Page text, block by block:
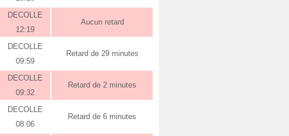
DECOLLE
12:19
Aucun retard
DECOLLE
09:59
Retard de 29 minutes
DECOLLE
09:32
Retard de 2 minutes
DECOLLE
08:06
Retard de 6 minutes